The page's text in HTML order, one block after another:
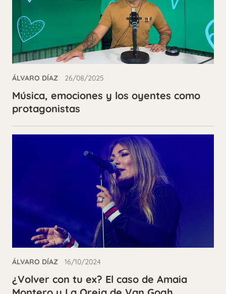
ÁLVARO DÍAZ 26/08/2025
Música, emociones y los oyentes como
protagonistas
ÁLVARO DÍAZ 16/10/2024
¿Volver con tu ex? El caso de Amaia